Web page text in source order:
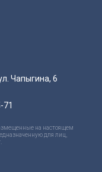
Чапыгина, 6
71
на настоящем
для лиц,